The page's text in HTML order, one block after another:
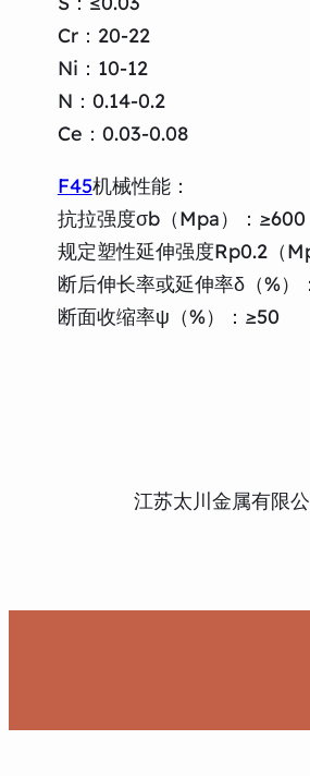
Cr：20-22
Ni：10-12
N：0.14-0.2
Ce：0.03-0.08
F45机械性能：
抗拉强度σb（Mpa）：≥600
规定塑性延伸强度Rp0.2（
断后伸长率或延伸率δ（%）
断面收缩率ψ（%）：≥50
江苏太川金属有限